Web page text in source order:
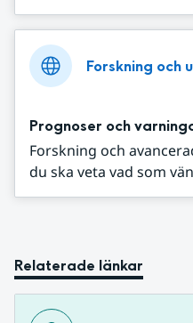
Forskning och
Prognoser och
Forskning och
du ska veta vad som
Relaterade länkar